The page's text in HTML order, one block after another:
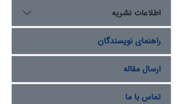
اطلاعات نشریه
راهنمای نویسندگان
ارسال مقاله
تماس با ما